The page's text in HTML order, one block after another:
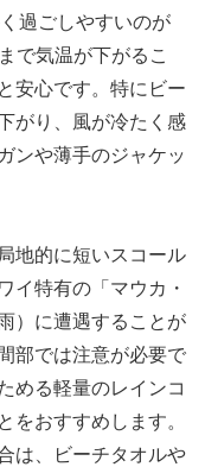
過ごしやすいのが
で気温が下がるこ
安心です。特にビー
がり、風が冷たく感
ンや薄手のジャケッ
地的に短いスコール
イ特有の「マウカ・
）に遭遇することが
部では注意が必要で
める軽量のレインコ
をおすすめします。
は、ビーチタオルや